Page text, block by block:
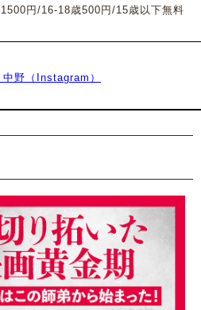
円/16-18歳500円/15歳以下無料
野（Instagram）